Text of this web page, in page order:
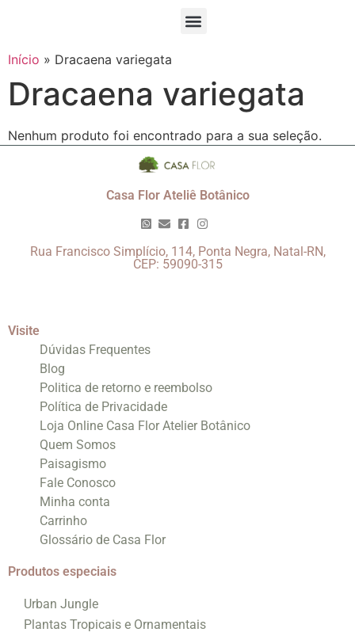
Início » Dracaena variegata
Dracaena variegata
Nenhum produto foi encontrado para a sua seleção.
Casa Flor Ateliê Botânico
Rua Francisco Simplício, 114, Ponta Negra, Natal-RN,
CEP: 59090-315
Visite
Dúvidas Frequentes
Blog
Politica de retorno e reembolso
Política de Privacidade
Loja Online Casa Flor Atelier Botânico
Quem Somos
Paisagismo
Fale Conosco
Minha conta
Carrinho
Glossário de Casa Flor
Produtos especiais
Urban Jungle
Plantas Tropicais e Ornamentais